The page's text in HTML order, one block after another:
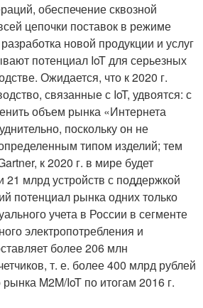
обеспечение сквозной
цепочки поставок в режиме
новой продукции и услуг
потенциал IoT для серьезных
Ожидается, что к 2020 г.
связанные с IoT, удвоятся: с
объем рынка «Интернета
поскольку он не
типом изделий; тем
к 2020 г. в мире будет
21 млрд устройств с поддержкой
потенциал рынка одних только
учета в России в сегменте
электропотребления и
более 206 млн
т. е. более 400 млрд рублей
M2M/IoT по итогам 2016 г.